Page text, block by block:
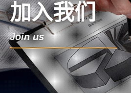
加入我们
Join us